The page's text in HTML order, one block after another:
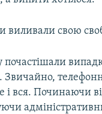
виливали свою
Звичайно,
і вся. Починаючи